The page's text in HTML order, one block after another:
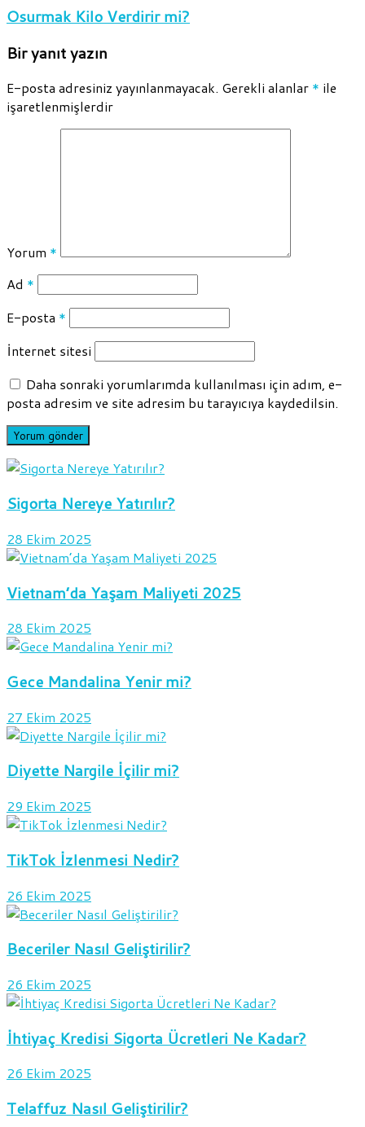
Osurmak Kilo Verdirir mi?
Bir yanıt yazın
E-posta adresiniz yayınlanmayacak. Gerekli alanlar * ile
işaretlenmişlerdir
Yorum *
Ad *
E-posta *
İnternet sitesi
Daha sonraki yorumlarımda kullanılması için adım, e-
posta adresim ve site adresim bu tarayıcıya kaydedilsin.
Sigorta Nereye Yatırılır?
28 Ekim 2025
Vietnam’da Yaşam Maliyeti 2025
28 Ekim 2025
Gece Mandalina Yenir mi?
27 Ekim 2025
Diyette Nargile İçilir mi?
29 Ekim 2025
TikTok İzlenmesi Nedir?
26 Ekim 2025
Beceriler Nasıl Geliştirilir?
26 Ekim 2025
İhtiyaç Kredisi Sigorta Ücretleri Ne Kadar?
26 Ekim 2025
Telaffuz Nasıl Geliştirilir?